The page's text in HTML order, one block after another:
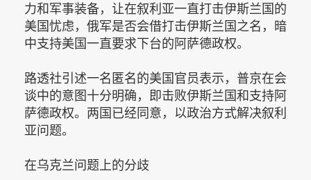
力和军事装备，让在叙利亚一直打击伊斯兰国的
美国忧虑，俄军是否会借打击伊斯兰国之名，暗
中支持美国一直要求下台的阿萨德政权。
路透社引述一名匿名的美国官员表示，普京在会
谈中的意图十分明确，即击败伊斯兰国和支持阿
萨德政权。两国已经同意，以政治方式解决叙利
亚问题。
在乌克兰问题上的分歧